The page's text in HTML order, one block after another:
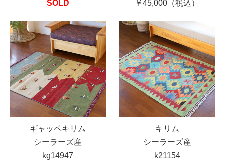
SOLD
￥45,000（税込）
ギャッベキリム
シーラーズ産
kg14947
キリム
シーラーズ産
k21154